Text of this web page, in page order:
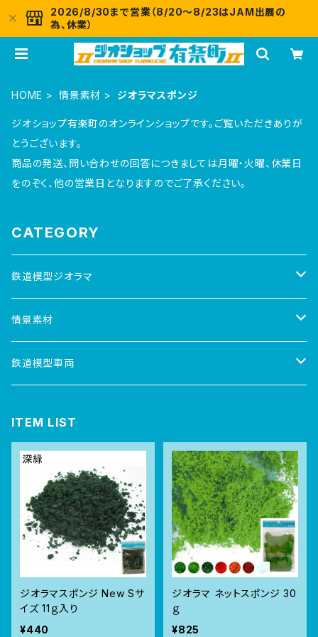
2026/8/30まで営業（8/20～8/23はJAM出展の
為、休業）
HOME 情景素材 ジオラマスポンジ
ジオショップ有楽町のオンラインショップです。ご覧いただきありが
とうございます。
商品の発送、問い合わせの回答につきましては月曜・火曜、休業日
をのぞく、他の営業日となりますのでご了承ください。
CATEGORY
鉄道模型ジオラマ
Nゲージ
情景素材
情景マット
芝生マット
ジオラマパウダー
ジオラマスポンジ
ジオラマモス
鉄道模型車両
ディーゼル機関車
蒸気機関車
ITEM LIST
ジオラマスポンジ New Sサ
イズ 11ｇ入り
¥440
ジオラマ ネットスポンジ 30
ｇ
¥825